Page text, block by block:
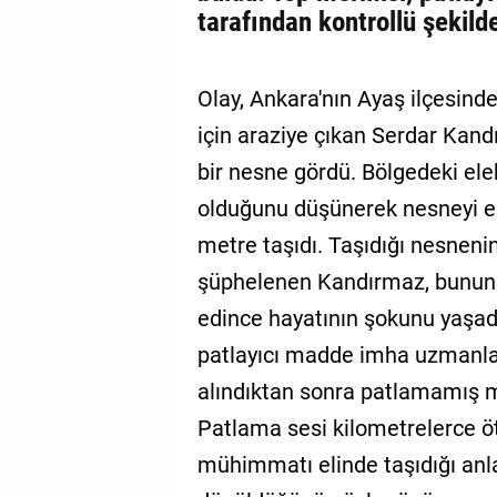
tarafından kontrollü
Olay, Ankara'nın Ayaş
için araziye çıkan Serdar
bir nesne gördü. Bölgedeki
olduğunu düşünerek nesneyi
metre taşıdı. Taşıdığı
şüphelenen Kandırmaz,
edince hayatının şokunu
patlayıcı madde imha
alındıktan sonra
Patlama sesi kilometrelerce
mühimmatı elinde taşıdığı